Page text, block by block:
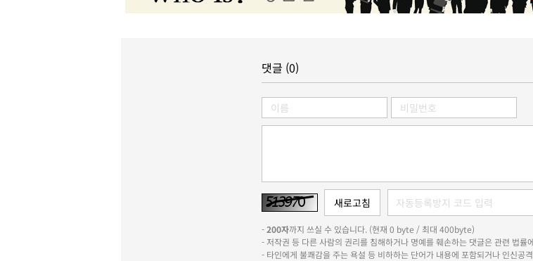
댓글 (0)
-200자까지 쓰실 수 있습니다. (현재 0 byte / 최대 400byte)
- 저작권 등 다른 사람의 권리를 침해하거나 명예를 훼손하는 댓글은 관련 법률
- 타인에게 불쾌감을 주는 욕설 등 비하하는 단어가 내용에 포함되거나 인신공